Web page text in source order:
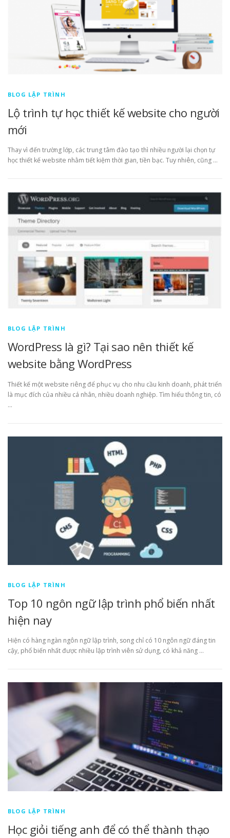
BLOG LẬP TRÌNH
Lộ trình tự học thiết kế website cho người
mới
Thay vì đến trường lớp, các trung tâm đào tạo thì nhiều người lại chọn tự
học thiết kế website nhằm tiết kiệm thời gian, tiền bạc. Tuy nhiên, cũng …
BLOG LẬP TRÌNH
WordPress là gì? Tại sao nên thiết kế
website bằng WordPress
Thiết kế một website riêng để phục vụ cho nhu cầu kinh doanh, phát triển
là mục đích của nhiều cá nhân, nhiều doanh nghiệp. Tìm hiểu thông tin, có
…
BLOG LẬP TRÌNH
Top 10 ngôn ngữ lập trình phổ biến nhất
hiện nay
Hiện có hàng ngàn ngôn ngữ lập trình, song chỉ có 10 ngôn ngữ đáng tin
cậy, phổ biến nhất được nhiều lập trình viên sử dụng, có khả năng …
BLOG LẬP TRÌNH
Học giỏi tiếng anh để có thể thành thạo